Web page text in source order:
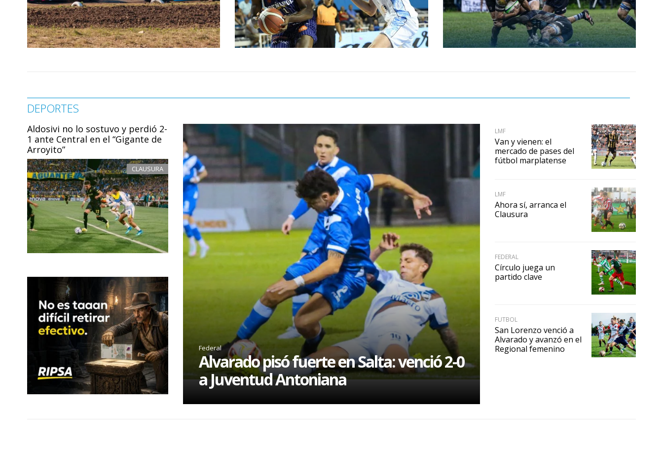
DEPORTES
Aldosivi no lo sostuvo y perdió 2-
1 ante Central en el “Gigante de
Arroyito”
CLAUSURA
Federal
Alvarado pisó fuerte en Salta: venció 2-0
a Juventud Antoniana
LMF
Van y vienen: el
mercado de pases del
fútbol marplatense
LMF
Ahora sí, arranca el
Clausura
FEDERAL
Círculo juega un
partido clave
FUTBOL
San Lorenzo venció a
Alvarado y avanzó en el
Regional femenino